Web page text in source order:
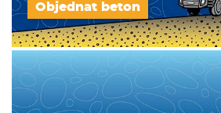
Objednat beton